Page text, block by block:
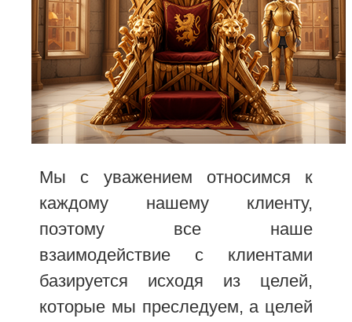
Мы с уважением относимся к
каждому нашему клиенту,
поэтому все наше
взаимодействие с клиентами
базируется исходя из целей,
которые мы преследуем, а целей